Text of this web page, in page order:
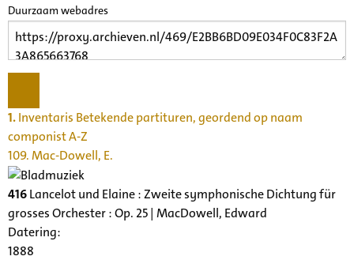
Duurzaam webadres
1.Inventaris Betekende partituren, geordend op naam
componist A-Z
109. Mac-Dowell, E.
416Lancelot und Elaine : Zweite symphonische Dichtung für
grosses Orchester : Op. 25 | MacDowell, Edward
Datering:
1888